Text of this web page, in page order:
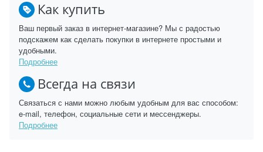
Как купить
Ваш первый заказ в интернет-магазине? Мы с радостью
подскажем как сделать покупки в интернете простыми и
удобными.
Подробнее
Всегда на связи
Связаться с нами можно любым удобным для вас способом:
e-mail, телефон, социальные сети и мессенджеры.
Подробнее